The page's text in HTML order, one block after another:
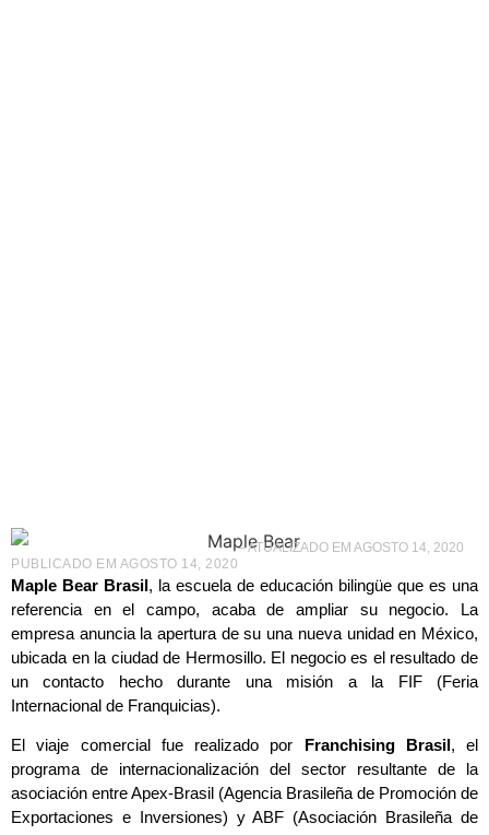
PUBLICADO EM AGOSTO 14, 2020
– ATUALIZADO EM AGOSTO 14, 2020
Maple Bear Brasil, la escuela de educación bilingüe que es una
referencia en el campo, acaba de ampliar su negocio. La
empresa anuncia la apertura de su una nueva unidad en México,
ubicada en la ciudad de Hermosillo. El negocio es el resultado de
un contacto hecho durante una misión a la FIF (Feria
Internacional de Franquicias).
El viaje comercial fue realizado por Franchising Brasil, el
programa de internacionalización del sector resultante de la
asociación entre Apex-Brasil (Agencia Brasileña de Promoción de
Exportaciones e Inversiones) y ABF (Asociación Brasileña de